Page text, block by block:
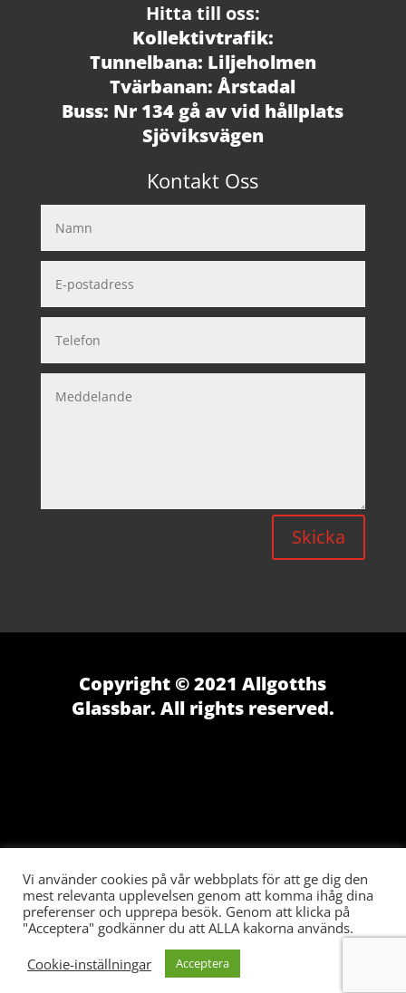
Hitta till oss:
Kollektivtrafik:
Tunnelbana: Liljeholmen
Tvärbanan: Årstadal
Buss: Nr 134 gå av vid hållplats
Sjöviksvägen
Kontakt Oss
Skicka
Copyright © 2021 Allgotths
Glassbar. All rights reserved.
Vi använder cookies på vår webbplats för att ge dig den
mest relevanta upplevelsen genom att komma ihåg dina
preferenser och upprepa besök. Genom att klicka på
"Acceptera" godkänner du att ALLA kakorna används.
Cookie-inställningar
Acceptera